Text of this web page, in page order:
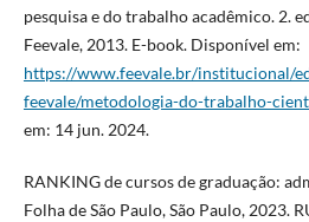
pesquisa e do trabalho acadêmico. 2.
Feevale, 2013. E-book. Disponível em:
https://www.feevale.br/institucional/
feevale/metodologia-do-trabalho-
em: 14 jun. 2024.
RANKING de cursos de graduação:
Folha de São Paulo, São Paulo, 2023.